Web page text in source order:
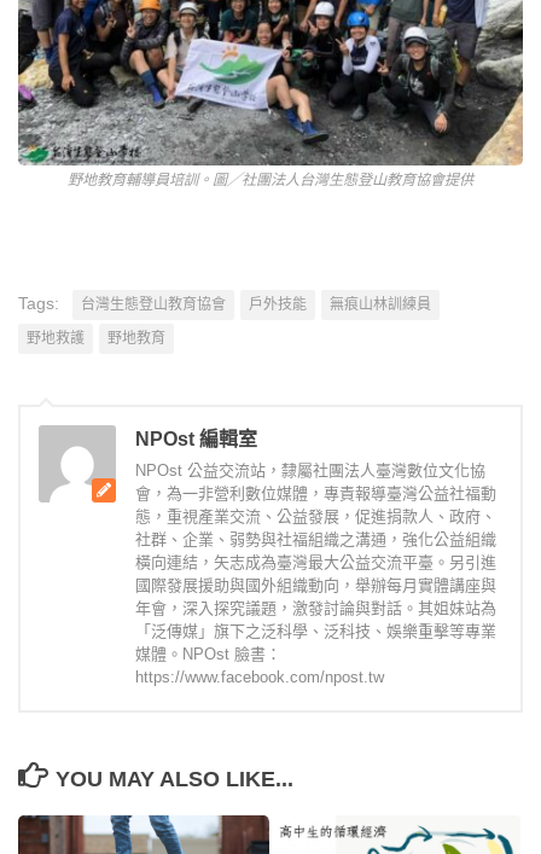
野地教育輔導員培訓。圖╱社團法人台灣生態登山教育協會提供
Tags: 台灣生態登山教育協會 戶外技能
無痕山林訓練員
野地救護
野地教育
NPOst 編輯室
NPOst 公益交流站，隸屬社團法人臺灣數位文化協
會，為一非營利數位媒體，專責報導臺灣公益社福動
態，重視產業交流、公益發展，促進捐款人、政府、
社群、企業、弱勢與社福組織之溝通，強化公益組織
橫向連結，矢志成為臺灣最大公益交流平臺。另引進
國際發展援助與國外組織動向，舉辦每月實體講座與
年會，深入探究議題，激發討論與對話。其姐妹站為
「泛傳媒」旗下之泛科學、泛科技、娛樂重擊等專業
媒體。NPOst 臉書：
https://www.facebook.com/npost.tw
YOU MAY ALSO LIKE...